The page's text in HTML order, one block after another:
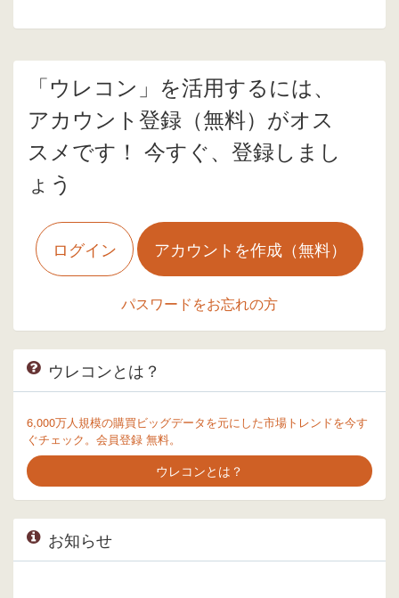
「ウレコン」を活用するには、
アカウント登録（無料）がオス
スメです！ 今すぐ、登録しまし
ょう
ログイン アカウントを作成（無料）
パスワードをお忘れの方
ウレコンとは？
6,000万人規模の購買ビッグデータを元にした市場トレンドを今す
ぐチェック。会員登録 無料。
ウレコンとは？
お知らせ